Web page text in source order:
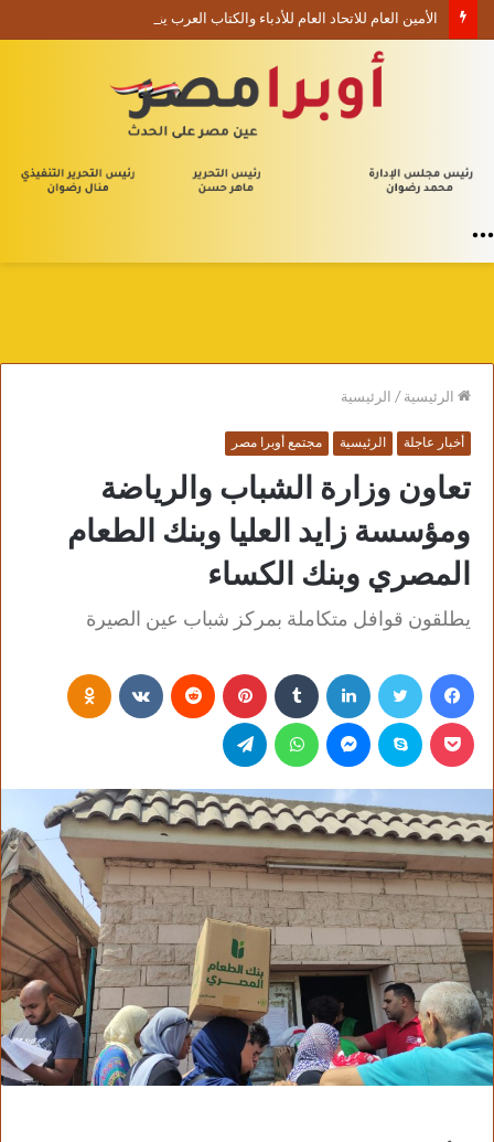
الرئيسية/الرئيسية
أخبار عاجلة الرئيسية مجتمع أوبرا مصر
تعاون وزارة الشباب والرياضة
ومؤسسة زايد العليا وبنك الطعام
المصري وبنك الكساء
يطلقون قوافل متكاملة بمركز شباب عين الصيرة